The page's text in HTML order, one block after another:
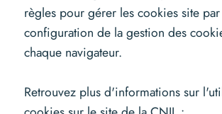
règles pour gérer les cookies site par
configuration de la gestion des
chaque navigateur.
Retrouvez plus d'informations sur